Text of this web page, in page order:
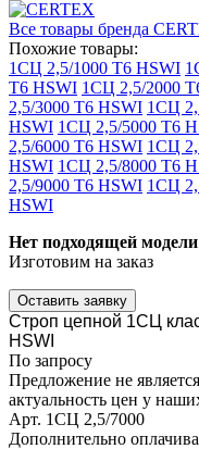
Все товары бренда
Похожие товары:
1СЦ 2,5/1000 Т6 HSWI
Т6 HSWI 1СЦ 2,5/2000
2,5/3000 Т6 HSWI 1СЦ
HSWI 1СЦ 2,5/5000 Т6
2,5/6000 Т6 HSWI 1СЦ
HSWI 1СЦ 2,5/8000 Т6
2,5/9000 Т6 HSWI 1СЦ
HSWI
Нет подходящей модели
Изготовим на заказ
Оставить заявку
Строп цепной 1СЦ
HSWI
По запросу
Предложение не
актуальность цен у
Арт. 1СЦ 2,5/7000
Дополнительно